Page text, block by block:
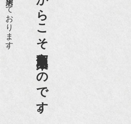
老舗骨董店だからこそ高価買取出来るのです。